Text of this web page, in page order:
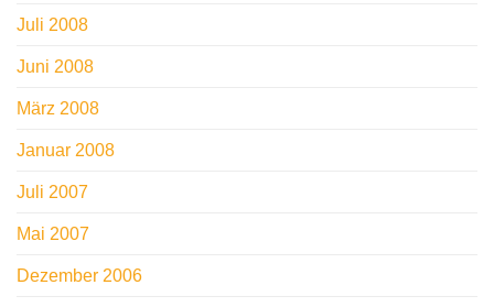
Juli 2008
Juni 2008
März 2008
Januar 2008
Juli 2007
Mai 2007
Dezember 2006